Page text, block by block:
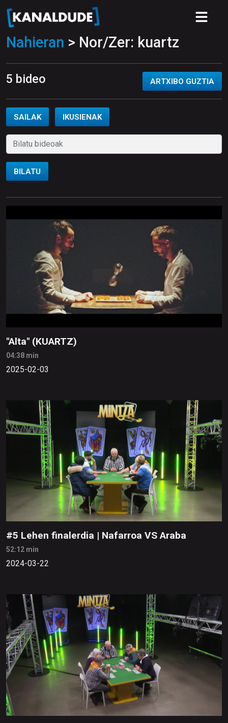
Nahieran > Nor/Zer: kuartz
5 bideo ARTXIBO GUZTIA
SAILAK IKUSIENAK
BILATU
"Alta" (KUARTZ)
04:38 min
2025-02-03
#5 Lehen finalerdia | Nafarroa VS Araba
52:12 min
2024-03-22